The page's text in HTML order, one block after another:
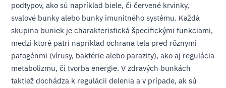
podtypov, ako sú napríklad biele, či červené krvinky,
svalové bunky alebo bunky imunitného systému. Každá
skupina buniek je charakteristická špecifickými funkciami,
medzi ktoré patrí napríklad ochrana tela pred rôznymi
patogénmi (vírusy, baktérie alebo parazity), ako aj regulácia
metabolizmu, či tvorba energie. V zdravých bunkách
taktiež dochádza k regulácii delenia a v prípade, ak sú